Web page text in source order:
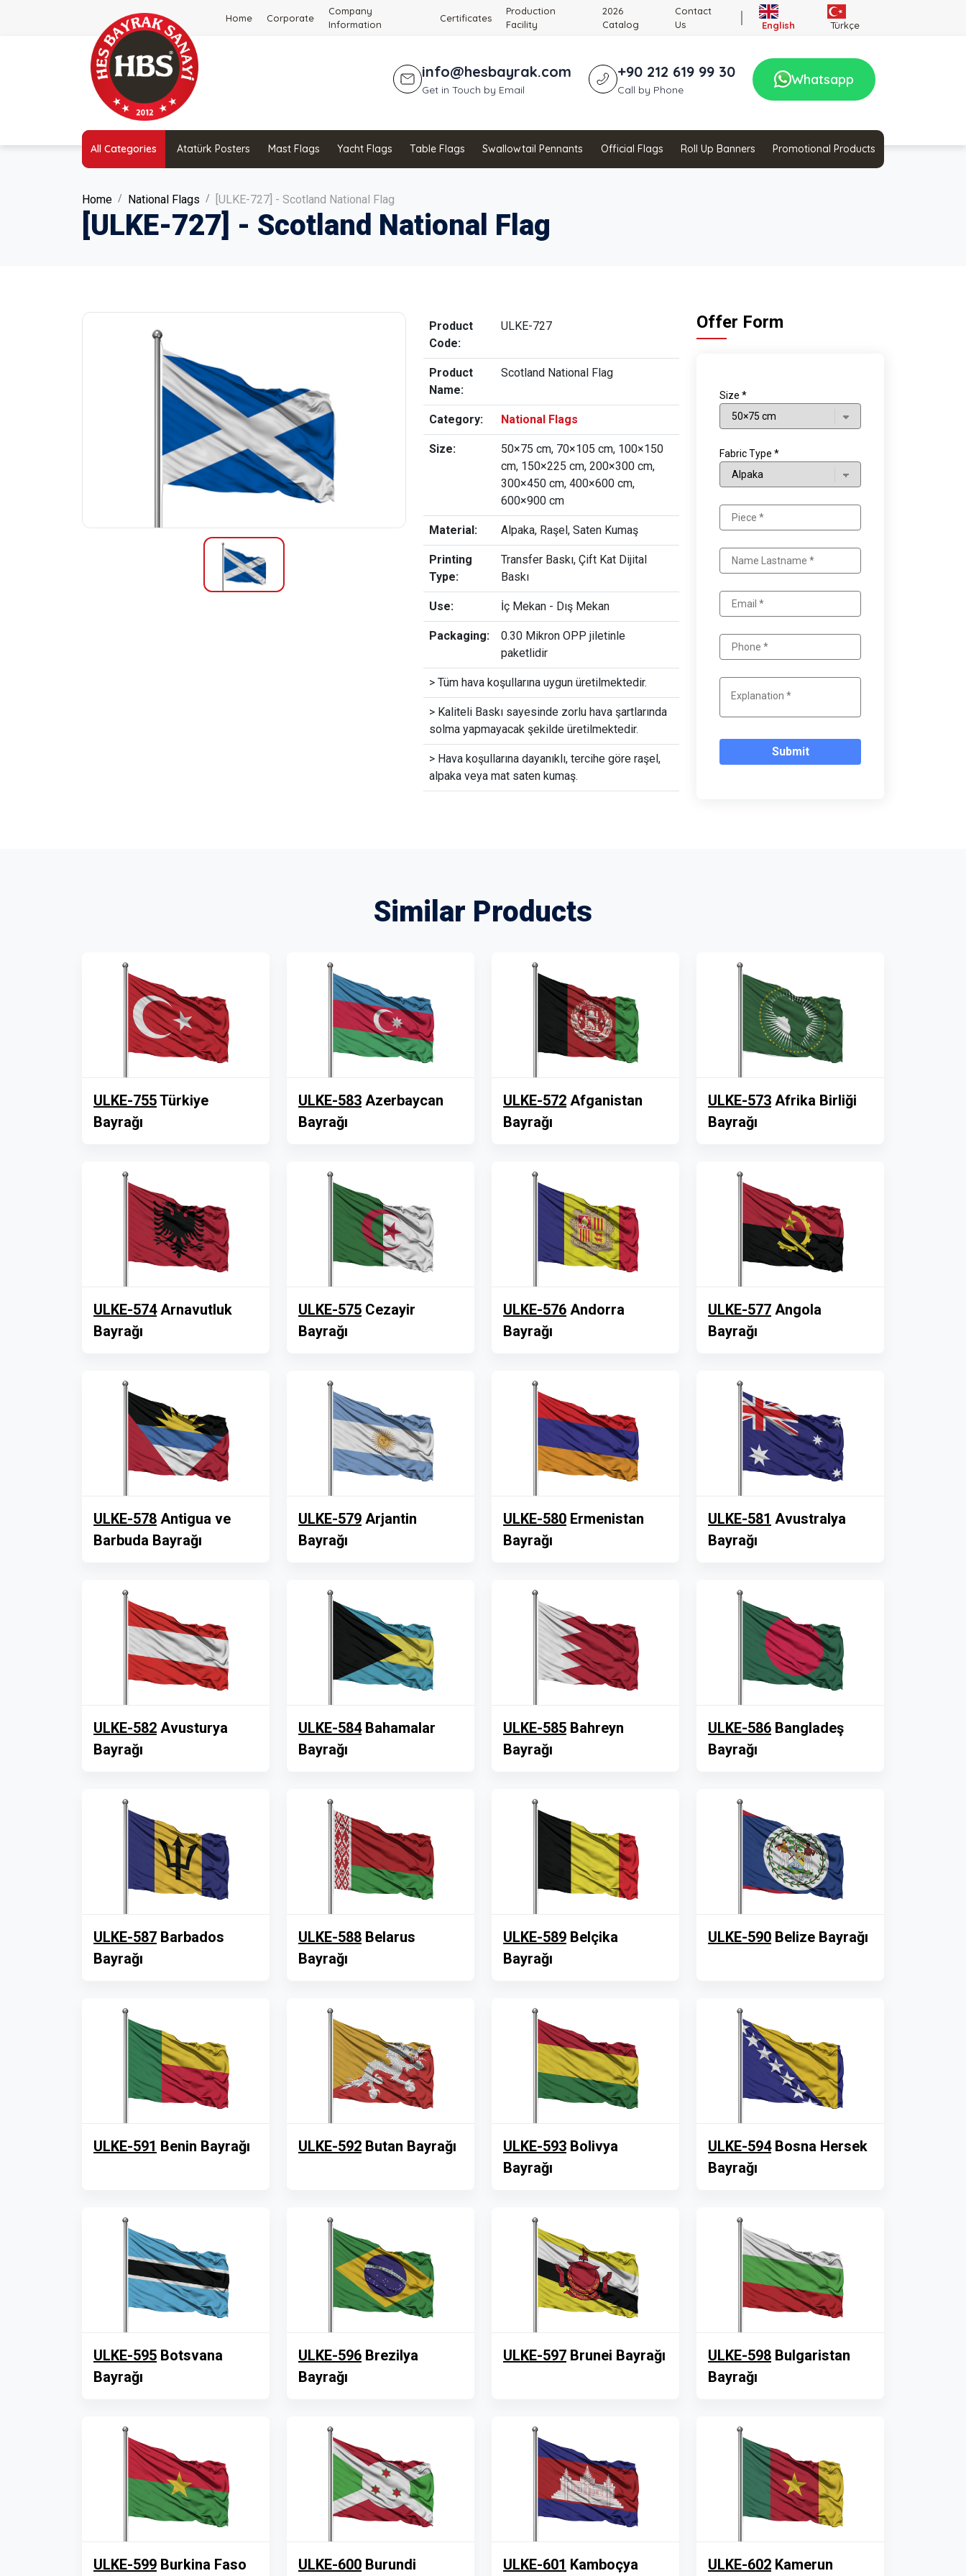
Home Corporate
Company
Information
Certificates
Production
Facility
2026
Catalog
Contact
Us
English Türkçe
info@hesbayrak.com
Get in Touch by Email
+90 212 619 99 30
Call by Phone
Whatsapp
All Categories Atatürk Posters Mast Flags Yacht Flags Table Flags Swallowtail Pennants Official Flags Roll Up Banners Promotional Products
Home National Flags [ULKE-727] - Scotland National Flag
[ULKE-727] - Scotland National Flag
Product
Code:
ULKE-727
Product
Name:
Scotland National Flag
Category: National Flags
Size:
50×75 cm, 70×105 cm, 100×150
cm, 150×225 cm, 200×300 cm,
300×450 cm, 400×600 cm,
600×900 cm
Material: Alpaka, Raşel, Saten Kumaş
Printing
Type:
Transfer Baskı, Çift Kat Dijital
Baskı
Use: İç Mekan - Dış Mekan
Packaging:
0.30 Mikron OPP jiletinle
paketlidir
> Tüm hava koşullarına uygun üretilmektedir.
> Kaliteli Baskı sayesinde zorlu hava şartlarında
solma yapmayacak şekilde üretilmektedir.
> Hava koşullarına dayanıklı, tercihe göre raşel,
alpaka veya mat saten kumaş.
Offer Form
Size *
Fabric Type *
Submit
Similar Products
ULKE-755Türkiye
Bayrağı
ULKE-583 Azerbaycan
Bayrağı
ULKE-572 Afganistan
Bayrağı
ULKE-573 Afrika Birliği
Bayrağı
ULKE-574Arnavutluk
Bayrağı
ULKE-575 Cezayir
Bayrağı
ULKE-576 Andorra
Bayrağı
ULKE-577 Angola
Bayrağı
ULKE-578 Antigua ve
Barbuda Bayrağı
ULKE-579 Arjantin
Bayrağı
ULKE-580 Ermenistan
Bayrağı
ULKE-581 Avustralya
Bayrağı
ULKE-582 Avusturya
Bayrağı
ULKE-584Bahamalar
Bayrağı
ULKE-585 Bahreyn
Bayrağı
ULKE-586 Bangladeş
Bayrağı
ULKE-587 Barbados
Bayrağı
ULKE-588 Belarus
Bayrağı
ULKE-589 Belçika
Bayrağı
ULKE-590 Belize Bayrağı
ULKE-591 Benin Bayrağı ULKE-592 Butan Bayrağı ULKE-593 Bolivya
Bayrağı
ULKE-594Bosna Hersek
Bayrağı
ULKE-595 Botsvana
Bayrağı
ULKE-596 Brezilya
Bayrağı
ULKE-597 Brunei Bayrağı ULKE-598 Bulgaristan
Bayrağı
ULKE-599 Burkina Faso ULKE-600 Burundi ULKE-601 Kamboçya ULKE-602 Kamerun